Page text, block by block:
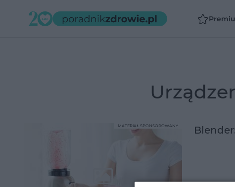
MATERIAŁ SPONSOROWANY